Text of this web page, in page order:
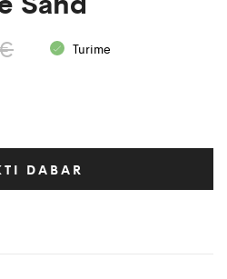
Original
32,95 €.
Current
26,36 €.
Turime
DABAR